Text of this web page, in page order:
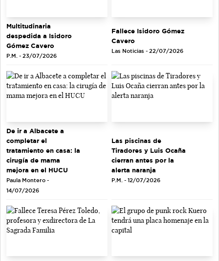
Multitudinaria
despedida a Isidoro
Gómez Cavero
P.M. - 23/07/2026
Fallece Isidoro Gómez
Cavero
Las Noticias - 22/07/2026
De ir a Albacete a
completar el
tratamiento en casa: la
cirugía de mama
mejora en el HUCU
Paula Montero -
14/07/2026
Las piscinas de
Tiradores y Luis Ocaña
cierran antes por la
alerta naranja
P.M. - 12/07/2026